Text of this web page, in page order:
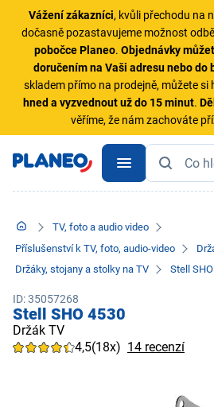
Vážení zákazníci, kvůli přechodu na
dočasně pozastavujeme možnost
pobočce Planeo.Objednávky
doručením na Vaši adresu nebo do
skladem přímo na prodejně, můžete si
hned a vyzvednout už do 15 minut.
věříme, že nám zachováte
TV, foto a audio video
Příslušenství k TV, foto, audio-video
Držáky, stojany a stolky na TV
Stell
ID: 35057268
Stell SHO 4530
Držák TV
4,5(18x) 14 recenzí